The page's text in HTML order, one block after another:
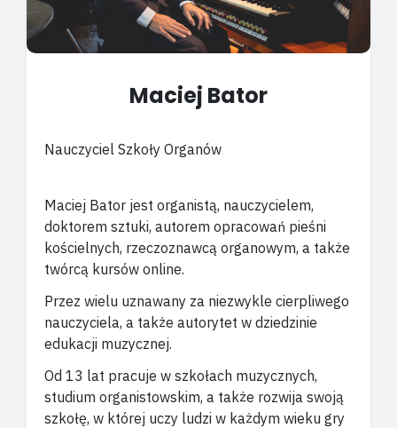
Maciej Bator
Nauczyciel Szkoły Organów
Maciej Bator jest organistą, nauczycielem,
doktorem sztuki, autorem opracowań pieśni
kościelnych, rzeczoznawcą organowym, a także
twórcą kursów online.
Przez wielu uznawany za niezwykle cierpliwego
nauczyciela, a także autorytet w dziedzinie
edukacji muzycznej.
Od 13 lat pracuje w szkołach muzycznych,
studium organistowskim, a także rozwija swoją
szkołę, w której uczy ludzi w każdym wieku gry